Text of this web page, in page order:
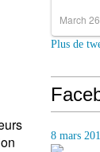
March
Plus de
8 mars